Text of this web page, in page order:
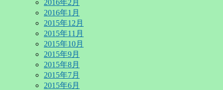
2016年2月
2016年1月
2015年12月
2015年11月
2015年10月
2015年9月
2015年8月
2015年7月
2015年6月